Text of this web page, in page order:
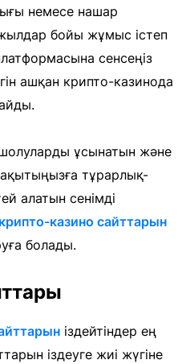
немесе нашар
бойы жұмыс істеп
сенсеңіз
ашқан крипто-казинода
ұсынатын және
тұрарлық-
алатын сенімді
крипто-казино сайттарын
болады.
іздейтіндер ең
іздеуге жиі жүгіне